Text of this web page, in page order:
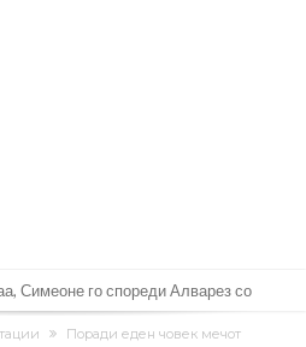
Симеоне го спореди Алварез со
потрагата по нов играч за врска
Поради еден човек мечот